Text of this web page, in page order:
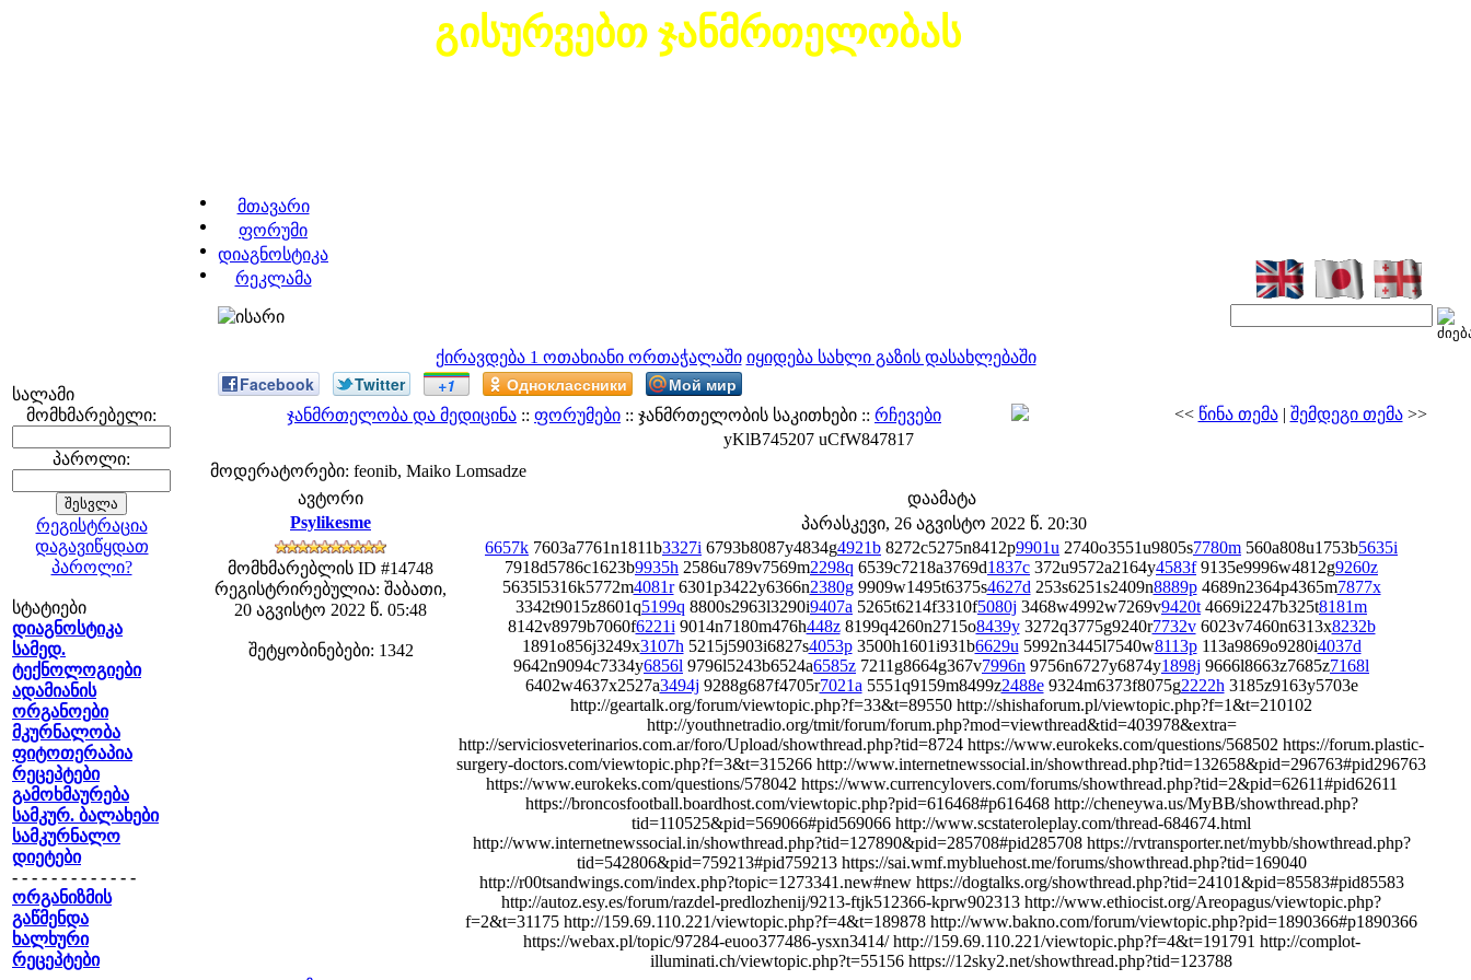
გისურვებთ ჯანმრთელობას
მთავარი
ფორუმი
დიაგნოსტიკა
რეკლამა
ქირავდება 1 ოთახიანი ორთაჭალაში იყიდება სახლი გაზის დასახლებაში
სალამი
მომხმარებელი:
პაროლი:
რეგისტრაცია
დაგავიწყდათ
პაროლი?
სტატიები
დიაგნოსტიკა
სამედ.
ტექნოლოგიები
ადამიანის
ორგანოები
მკურნალობა
ფიტოთერაპია
რეცეპტები
გამოხმაურება
სამკურ. ბალახები
სამკურნალო
დიეტები
- - - - - - - - - - - - -
ორგანიზმის
გაწმენდა
ხალხური
რეცეპტები
Facebook Twitter +1 Одноклассники Мой мир
ჯანმრთელობა და მედიცინა :: ფორუმები :: ჯანმრთელობის საკითხები :: რჩევები << წინა თემა| შემდეგი თემა>>
yKlB745207 uCfW847817
მოდერატორები: feonib, Maiko Lomsadze
ავტორი
დაამატა
Psylikesme
პარასკევი, 26 აგვისტო 2022 წ. 20:30
მომხმარებლის ID #14748
რეგისტრირებულია: შაბათი,
20 აგვისტო 2022 წ. 05:48
შეტყობინებები: 1342
6657k 7603a7761n1811b3327i 6793b8087y4834g4921b 8272c5275n8412p9901u 2740o3551u9805s7780m 560a808u1753b5635i
7918d5786c1623b9935h 2586u789v7569m2298q 6539c7218a3769d1837c 372u9572a2164y4583f9135e9996w4812g9260z
5635l5316k5772m4081r6301p3422y6366n2380g9909w1495t6375s4627d 253s6251s2409n8889p4689n2364p4365m7877x
3342t9015z8601q5199q 8800s2963l3290i9407a 5265t6214f3310f5080j 3468w4992w7269v9420t 4669i2247b325t8181m
8142v8979b7060f6221i 9014n7180m476h448z8199q4260n2715o8439y3272q3775g9240r7732v6023v7460n6313x8232b
1891o856j3249x3107h 5215j5903i6827s4053p3500h1601i931b6629u 5992n3445l7540w8113p113a9869o9280i4037d
9642n9094c7334y6856l 9796l5243b6524a6585z 7211g8664g367v7996n 9756n6727y6874y1898j 9666l8663z7685z7168l
6402w4637x2527a3494j 9288g687f4705r7021a 5551q9159m8499z2488e9324m6373f8075g2222h 3185z9163y5703e
http://geartalk.org/forum/viewtopic.php?f=33&t=89550 http://shishaforum.pl/viewtopic.php?f=1&t=210102
http://youthnetradio.org/tmit/forum/forum.php?mod=viewthread&tid=403978&extra=
http://serviciosveterinarios.com.ar/foro/Upload/showthread.php?tid=8724 https://www.eurokeks.com/questions/568502 https://forum.plastic-
surgery-doctors.com/viewtopic.php?f=3&t=315266 http://www.internetnewssocial.in/showthread.php?tid=132658&pid=296763#pid296763
https://www.eurokeks.com/questions/578042 https://www.currencylovers.com/forums/showthread.php?tid=2&pid=62611#pid62611
https://broncosfootball.boardhost.com/viewtopic.php?pid=616468#p616468 http://cheneywa.us/MyBB/showthread.php?
tid=110525&pid=569066#pid569066 http://www.scstateroleplay.com/thread-684674.html
http://www.internetnewssocial.in/showthread.php?tid=127890&pid=285708#pid285708 https://rvtransporter.net/mybb/showthread.php?
tid=542806&pid=759213#pid759213 https://sai.wmf.mybluehost.me/forums/showthread.php?tid=169040
http://r00tsandwings.com/index.php?topic=1273341.new#new https://dogtalks.org/showthread.php?tid=24101&pid=85583#pid85583
http://autoz.esy.es/forum/razdel-predlozhenij/9213-ftjk512366-kprw902313 http://www.ethiocist.org/Areopagus/viewtopic.php?
f=2&t=31175 http://159.69.110.221/viewtopic.php?f=4&t=189878 http://www.bakno.com/forum/viewtopic.php?pid=1890366#p1890366
https://webax.pl/topic/97284-euoo377486-ysxn3414/ http://159.69.110.221/viewtopic.php?f=4&t=191791 http://complot-
illuminati.ch/viewtopic.php?t=55156 https://12sky2.net/showthread.php?tid=123788